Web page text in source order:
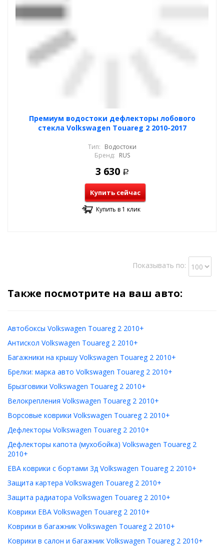
Премиум водостоки дефлекторы лобового
стекла Volkswagen Touareg 2 2010-2017
Тип: Водостоки
Бренд: RUS
3 630 Р
Купить сейчас
Купить в 1 клик
Показывать по:
Также посмотрите на ваш авто:
Автобоксы Volkswagen Touareg 2 2010+
Антискол Volkswagen Touareg 2 2010+
Багажники на крышу Volkswagen Touareg 2 2010+
Брелки: марка авто Volkswagen Touareg 2 2010+
Брызговики Volkswagen Touareg 2 2010+
Велокрепления Volkswagen Touareg 2 2010+
Ворсовые коврики Volkswagen Touareg 2 2010+
Дефлекторы Volkswagen Touareg 2 2010+
Дефлекторы капота (мухобойка) Volkswagen Touareg 2
2010+
ЕВА коврики с бортами 3д Volkswagen Touareg 2 2010+
Защита картера Volkswagen Touareg 2 2010+
Защита радиатора Volkswagen Touareg 2 2010+
Коврики ЕВА Volkswagen Touareg 2 2010+
Коврики в багажник Volkswagen Touareg 2 2010+
Коврики в салон и багажник Volkswagen Touareg 2 2010+